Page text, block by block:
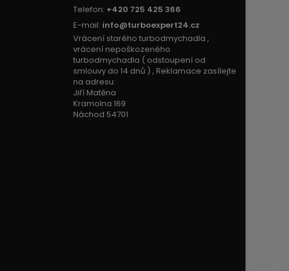
Telefon: +420 725 425 366
E-mail: info@turboexpert24.cz
Vrácení starého turbodmychadla ,
vrácení nepoškozeného
turbodmychadla ( odstoupení od
smlouvy do 14 dnů ) , Reklamace zasílejte
na adresu:
Jiří Matěna
Kramolna 169
Náchod 54701